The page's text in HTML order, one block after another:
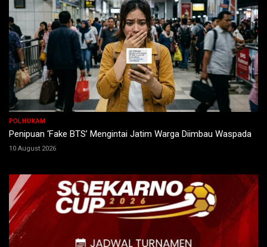
POLHUKAM
Penipuan ‘Fake BTS’ Mengintai Jatim Warga Diimbau Waspada
10 August 2026